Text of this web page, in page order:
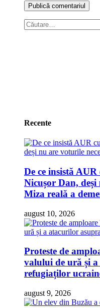
Caută
după:
Recente
De ce insistă
Nicușor Dan, deși
Miza reală a
august 10, 2026
Proteste de
valului de ură și
refugiaților
august 9, 2026